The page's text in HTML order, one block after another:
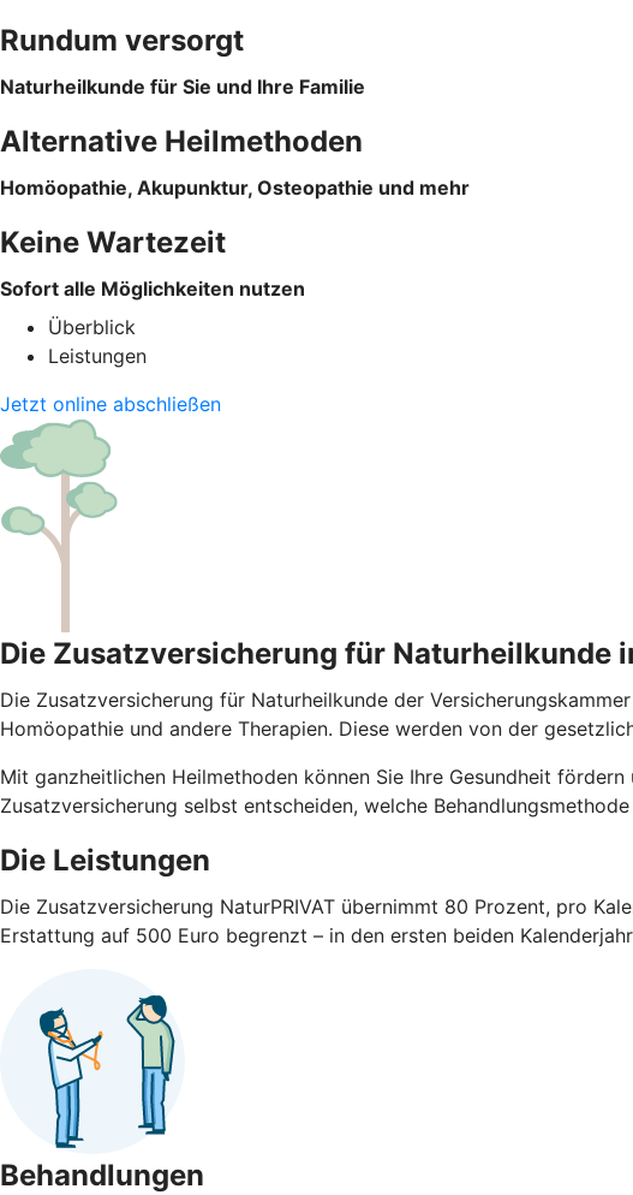
Rundum versorgt
Naturheilkunde für Sie und Ihre Familie
Alternative Heilmethoden
Homöopathie, Akupunktur, Osteopathie und mehr
Keine Wartezeit
Sofort alle Möglichkeiten nutzen
Überblick
Leistungen
Jetzt online abschließen
Die Zusatzversicherung für Naturheilkunde
Die Zusatzversicherung für Naturheilkunde der
Homöopathie und andere Therapien. Diese werden von der
Mit ganzheitlichen Heilmethoden können Sie Ihre Gesundheit
Zusatzversicherung selbst entscheiden, welche
Die Leistungen
Die Zusatzversicherung NaturPRIVAT übernimmt 80 Prozent, pro
Erstattung auf 500 Euro begrenzt – in den ersten beiden
Behandlungen